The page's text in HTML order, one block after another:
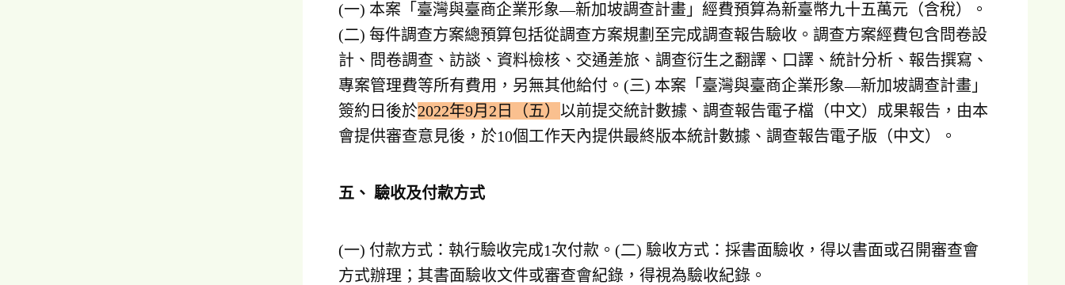
(一) 本案「臺灣與臺商企業形象—新加坡調查計畫」經費預算為新臺幣九十五萬元（含稅）。
(二) 每件調查方案總預算包括從調查方案規劃至完成調查報告驗收。調查方案經費包含問卷設
計、問卷調查、訪談、資料檢核、交通差旅、調查衍生之翻譯、口譯、統計分析、報告撰寫、
專案管理費等所有費用，另無其他給付。(三) 本案「臺灣與臺商企業形象—新加坡調查計畫」
簽約日後於2022年9月2日（五） 以前提交統計數據、調查報告電子檔（中文）成果報告，由本
會提供審查意見後，於10個工作天內提供最終版本統計數據、調查報告電子版（中文）。
五、 驗收及付款方式
(一) 付款方式：執行驗收完成1次付款。(二) 驗收方式：採書面驗收，得以書面或召開審查會
方式辦理；其書面驗收文件或審查會紀錄，得視為驗收紀錄。